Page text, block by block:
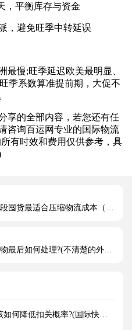
平衡库存与资金
避免旺季中转延误
慢;旺季延迟欧美最明显、
季系数算准提前期，大促不
的全部内容，若您还有任
咨询百运网专业的国际物流
有时效和费用仅供参考，具
扣关概率?(国际快递干货知识分享)